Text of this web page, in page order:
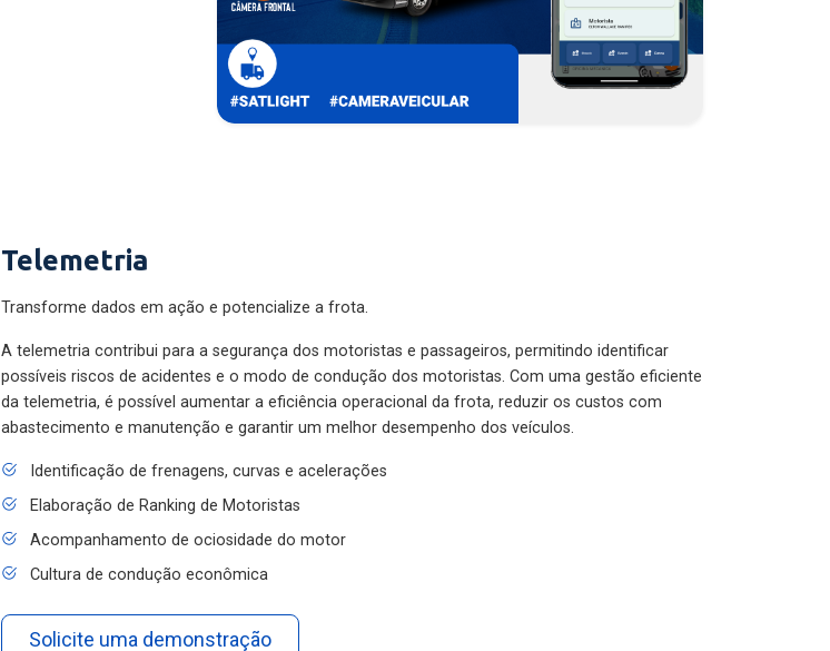
Telemetria
Transforme dados em ação e potencialize a frota.
A telemetria contribui para a segurança dos motoristas e passageiros, permitindo identificar
possíveis riscos de acidentes e o modo de condução dos motoristas. Com uma gestão eficiente
da telemetria, é possível aumentar a eficiência operacional da frota, reduzir os custos com
abastecimento e manutenção e garantir um melhor desempenho dos veículos.
Identificação de frenagens, curvas e acelerações
Elaboração de Ranking de Motoristas
Acompanhamento de ociosidade do motor
Cultura de condução econômica
Solicite uma demonstração